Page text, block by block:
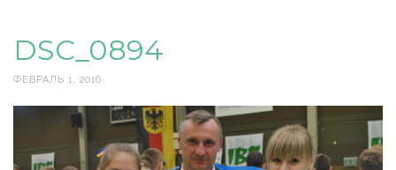
DSC_0894
ФЕВРАЛЬ 1, 2016